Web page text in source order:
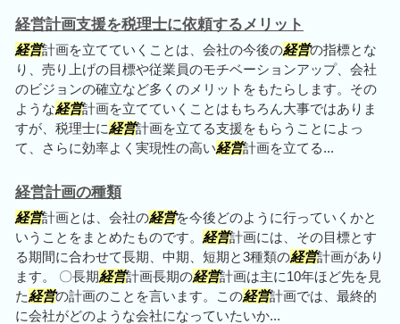
経営計画支援を税理士に依頼するメリット
経営計画を立てていくことは、会社の今後の経営の指標とな
り、売り上げの目標や従業員のモチベーションアップ、会社
のビジョンの確立など多くのメリットをもたらします。その
ような経営計画を立てていくことはもちろん大事ではありま
すが、税理士に経営計画を立てる支援をもらうことによっ
て、さらに効率よく実現性の高い経営計画を立てる...
経営計画の種類
経営計画とは、会社の経営を今後どのように行っていくかと
いうことをまとめたものです。 経営計画には、その目標とす
る期間に合わせて長期、中期、短期と3種類の経営計画があり
ます。 〇長期経営計画長期の経営計画は主に10年ほど先を見
た経営の計画のことを言います。この経営計画では、最終的
に会社がどのような会社になっていたいか...